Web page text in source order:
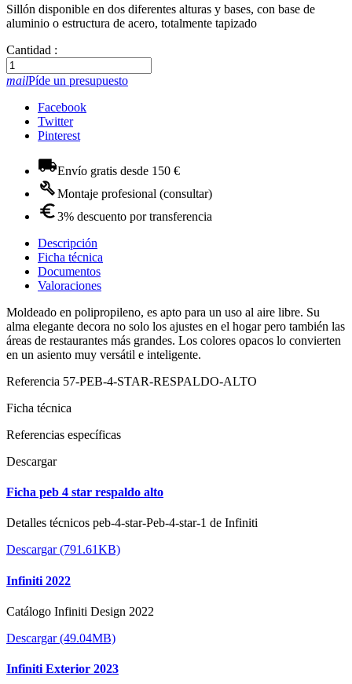
Sillón disponible en dos diferentes alturas y bases, con base de
aluminio o estructura de acero, totalmente tapizado
Cantidad :
mailPíde un presupuesto
Facebook
Twitter
Pinterest
Envío gratis desde 150 €
Montaje profesional (consultar)
3% descuento por transferencia
Descripción
Ficha técnica
Documentos
Valoraciones
Moldeado en polipropileno, es apto para un uso al aire libre. Su
alma elegante decora no solo los ajustes en el hogar pero también las
áreas de restaurantes más grandes. Los colores opacos lo convierten
en un asiento muy versátil e inteligente.
Referencia 57-PEB-4-STAR-RESPALDO-ALTO
Ficha técnica
Referencias específicas
Descargar
Ficha peb 4 star respaldo alto
Detalles técnicos peb-4-star-Peb-4-star-1 de Infiniti
Descargar (791.61KB)
Infiniti 2022
Catálogo Infiniti Design 2022
Descargar (49.04MB)
Infiniti Exterior 2023